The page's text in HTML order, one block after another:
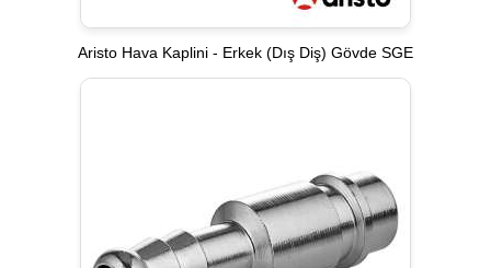
Aristo Hava Kaplini - Erkek (Dış Diş) Gövde SGE